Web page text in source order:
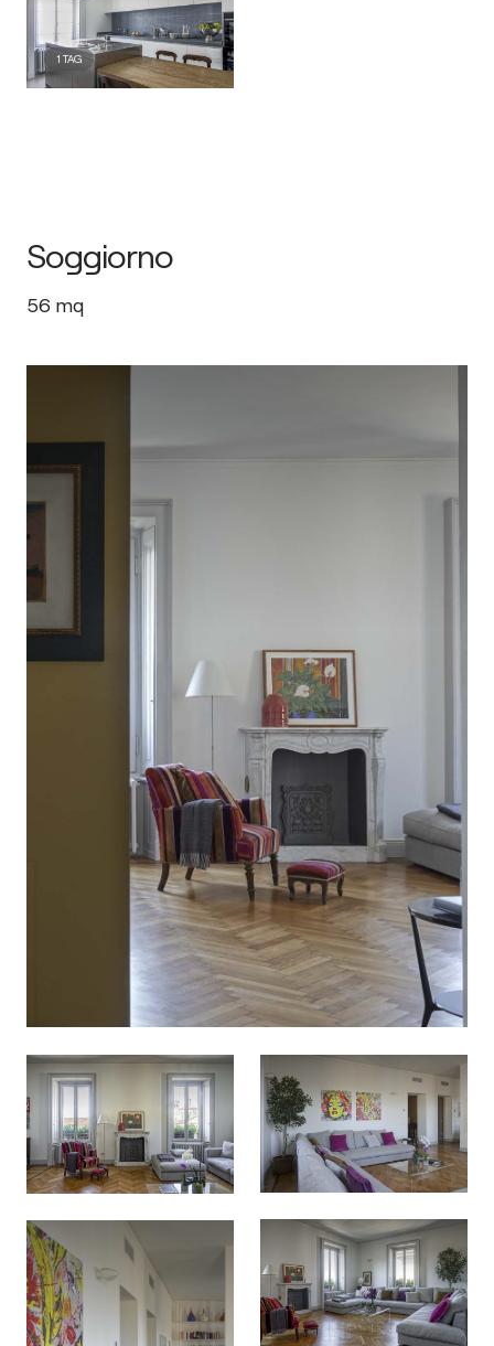
1 TAG
Soggiorno
56 mq